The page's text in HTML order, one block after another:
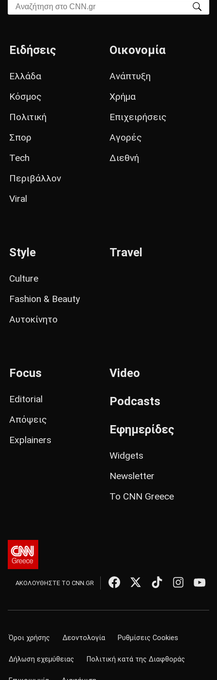
Αναζήτηση στο CNN.gr
Ειδήσεις
Ελλάδα
Κόσμος
Πολιτική
Σπορ
Tech
Περιβάλλον
Viral
Οικονομία
Ανάπτυξη
Χρήμα
Επιχειρήσεις
Αγορές
Διεθνή
Style
Culture
Fashion & Beauty
Αυτοκίνητο
Travel
Focus
Editorial
Απόψεις
Explainers
Video
Podcasts
Εφημερίδες
Widgets
Newsletter
Το CNN Greece
ΑΚΟΛΟΥΘΗΣΤΕ ΤΟ CNN.GR
Όροι χρήσης Δεοντολογία Ρυθμίσεις Cookies
Δήλωση εχεμύθειας Πολιτική κατά της Διαφθοράς